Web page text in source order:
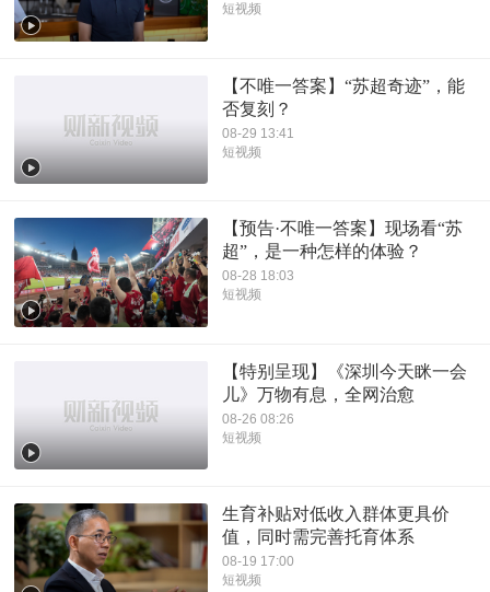
短视频
【不唯一答案】“苏超奇迹”，能
否复刻？
08-29 13:41
短视频
【预告·不唯一答案】现场看“苏
超”，是一种怎样的体验？
08-28 18:03
短视频
【特别呈现】《深圳今天眯一会
儿》万物有息，全网治愈
08-26 08:26
短视频
生育补贴对低收入群体更具价
值，同时需完善托育体系
08-19 17:00
短视频